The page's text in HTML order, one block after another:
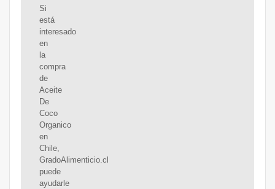
Si
está
interesado
en
la
compra
de
Aceite
De
Coco
Organico
en
Chile,
GradoAlimenticio.cl
puede
ayudarle